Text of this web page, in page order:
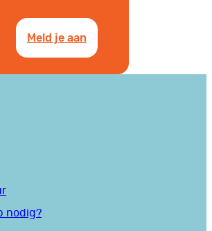
Meld je aan
nodig?